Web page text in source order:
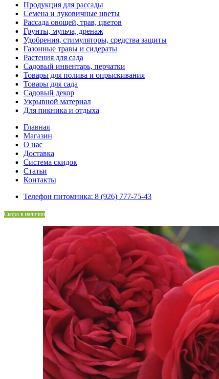
Продукция для рассады
Семена и луковичные цветы
Рассада овощей, трав, цветов
Грунты, мульча, дренаж
Удобрения, стимуляторы, средства защиты
Газонные травы и сидераты
Растения для сада
Садовый инвентарь, перчатки
Товары для полива и опрыскивания
Товары для сада
Садовый декор
Укрывной материал
Для пикника и отдыха
Главная
Магазин
О нас
Доставка
Система скидок
Статьи
Контакты
Телефон питомника: 8 (926) 777-75-43
Скоро в наличии